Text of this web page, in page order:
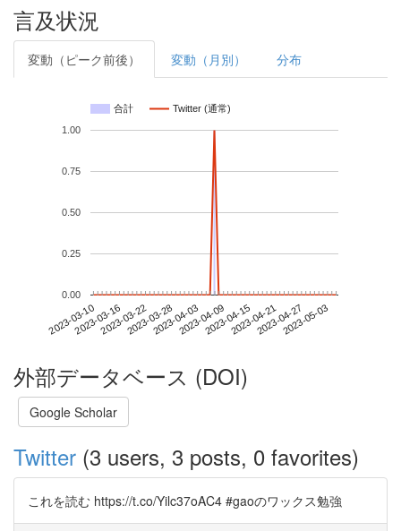
言及状況
変動（ピーク前後） 変動（月別） 分布
合計 Twitter (通常)
2023-03-102023-03-162023-03-222023-03-282023-04-032023-04-092023-04-152023-04-212023-04-272023-05-03
0.00
0.25
0.50
0.75
1.00
外部データベース (DOI)
Google Scholar
Twitter (3 users, 3 posts, 0 favorites)
これを読む https://t.co/Yilc37oAC4 #gaoのワックス勉強